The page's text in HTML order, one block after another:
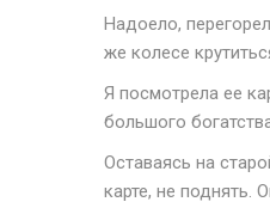
Надоело,
же колесе
Я посмотрела ее
большого
Оставаясь на
карте, не поднять.